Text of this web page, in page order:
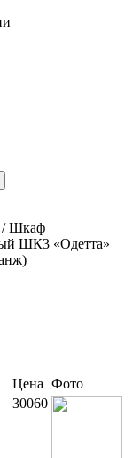
/ Шкаф
ШК3 «Одетта»
Цена Фото
30060